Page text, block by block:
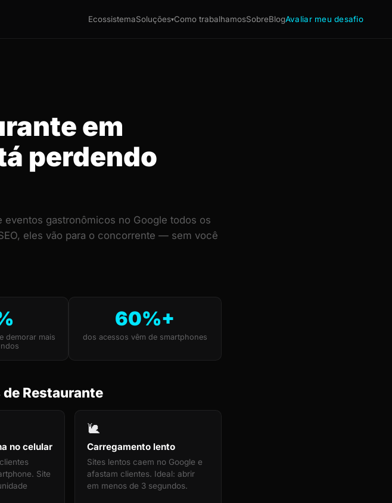
EcossistemaSoluções▾Como trabalhamosSobreBlogAvaliar meu desafio
em
perdendo
gastronômicos no Google todos os
eles vão para o concorrente — sem você
demorar mais
60%+
dos acessos vêm de smartphones
Restaurante
no celular
Site
🐌
Carregamento lento
Sites lentos caem no Google e
afastam clientes. Ideal: abrir
em menos de 3 segundos.